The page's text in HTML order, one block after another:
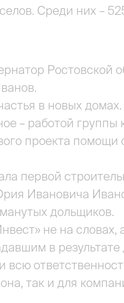
Среди них –
Ростовской
в новых
– работой
проекта
первой
Ивановича
дольщиков.
не на словах,
в результате
так и для